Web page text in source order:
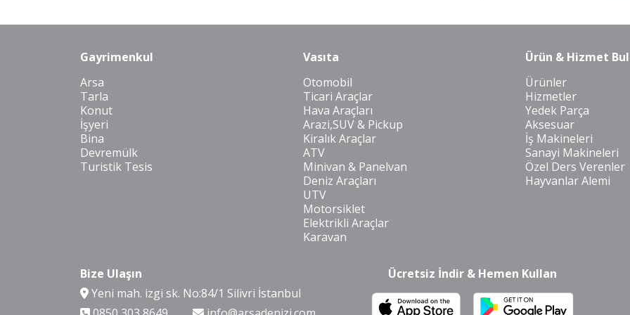
Gayrimenkul
Arsa
Tarla
Konut
İşyeri
Bina
Devremülk
Turistik Tesis
Vasıta
Otomobil
Ticari Araçlar
Hava Araçları
Arazi,SUV & Pickup
Kiralık Araçlar
ATV
Minivan & Panelvan
Deniz Araçları
UTV
Motorsiklet
Elektrikli Araçlar
Karavan
Ürün & Hizmet Bul
Ürünler
Hizmetler
Yedek Parça
Aksesuar
İş Makineleri
Sanayi Makineleri
Özel Ders Verenler
Hayvanlar Alemi
Bize Ulaşın
Yeni mah. izgi sk. No:84/1 Silivri İstanbul
Ücretsiz İndir & Hemen Kullan